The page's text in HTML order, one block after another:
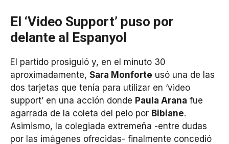
El ‘Video Support’ puso por
delante al Espanyol
El partido prosiguió y, en el minuto 30
aproximadamente, Sara Monforte usó una de las
dos tarjetas que tenía para utilizar en ‘video
support’ en una acción donde Paula Arana fue
agarrada de la coleta del pelo por Bibiane.
Asimismo, la colegiada extremeña -entre dudas
por las imágenes ofrecidas- finalmente concedió